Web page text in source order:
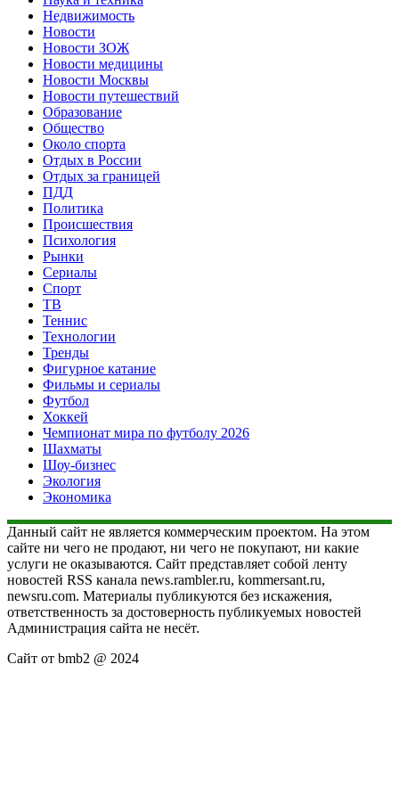
Недвижимость
Новости
Новости ЗОЖ
Новости медицины
Новости Москвы
Новости путешествий
Образование
Общество
Около спорта
Отдых в России
Отдых за границей
ПДД
Политика
Происшествия
Психология
Рынки
Сериалы
Спорт
ТВ
Теннис
Технологии
Тренды
Фигурное катание
Фильмы и сериалы
Футбол
Хоккей
Чемпионат мира по футболу 2026
Шахматы
Шоу-бизнес
Экология
Экономика
Данный сайт не является коммерческим проектом. На этом
сайте ни чего не продают, ни чего не покупают, ни какие
услуги не оказываются. Сайт представляет собой ленту
новостей RSS канала news.rambler.ru, kommersant.ru,
newsru.com. Материалы публикуются без искажения,
ответственность за достоверность публикуемых новостей
Администрация сайта не несёт.
Сайт от bmb2 @ 2024